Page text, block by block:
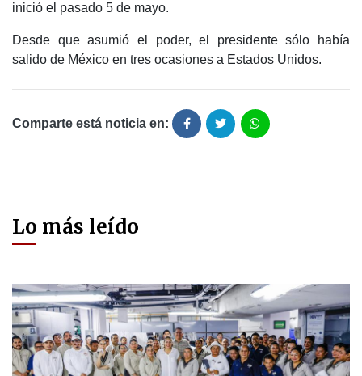
inició el pasado 5 de mayo.
Desde que asumió el poder, el presidente sólo había
salido de México en tres ocasiones a Estados Unidos.
Comparte está noticia en:
Lo más leído